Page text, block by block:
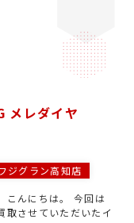
メレダイヤ
ジグラン高知店
こんにちは。 今回は
取させていただいたイ